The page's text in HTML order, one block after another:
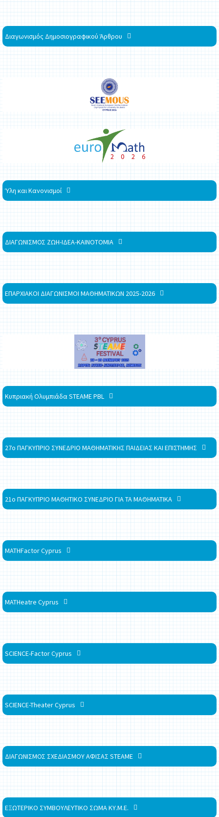
Διαγωνισμός Δημοσιογραφικού Άρθρου
Ύλη και Κανονισμοί
ΔΙΑΓΩΝΙΣΜΟΣ ΖΩΗ-ΙΔΕΑ-ΚΑΙΝΟΤΟΜΙΑ
ΕΠΑΡΧΙΑΚΟΙ ΔΙΑΓΩΝΙΣΜΟΙ ΜΑΘΗΜΑΤΙΚΩΝ 2025-2026
Κυπριακή Ολυμπιάδα STEAME PBL
27ο ΠΑΓΚΥΠΡΙΟ ΣΥΝΕΔΡΙΟ ΜΑΘΗΜΑΤΙΚΗΣ ΠΑΙΔΕΙΑΣ ΚΑΙ ΕΠΙΣΤΗΜΗΣ
21ο ΠΑΓΚΥΠΡΙΟ ΜΑΘΗΤΙΚΟ ΣΥΝΕΔΡΙΟ ΓΙΑ ΤΑ ΜΑΘΗΜΑΤΙΚΑ
MATHFactor Cyprus
MATHeatre Cyprus
SCIENCE-Factor Cyprus
SCIENCE-Theater Cyprus
ΔΙΑΓΩΝΙΣΜΟΣ ΣΧΕΔΙΑΣΜΟΥ ΑΦΙΣΑΣ STEAME
ΕΞΩΤΕΡΙΚΟ ΣΥΜΒΟΥΛΕΥΤΙΚΟ ΣΩΜΑ ΚΥ.Μ.Ε.